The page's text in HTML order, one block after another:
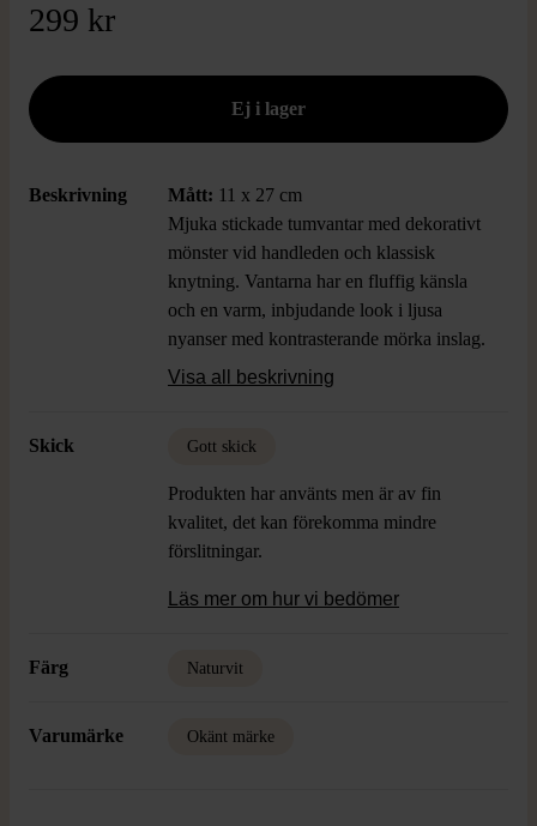
299 kr
Beskrivning Mått: 11 x 27 cm
Mjuka stickade tumvantar med dekorativt
mönster vid handleden och klassisk
knytning. Vantarna har en fluffig känsla
och en varm, inbjudande look i ljusa
nyanser med kontrasterande mörka inslag.
Perfekta för en personlig och mysig stil.
Visa all beskrivning
Skick Gott skick
Produkten har använts men är av fin
kvalitet, det kan förekomma mindre
förslitningar.
Läs mer om hur vi bedömer
Färg Naturvit
Varumärke Okänt märke